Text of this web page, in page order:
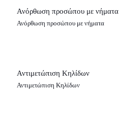
Ανόρθωση προσώπου με νήματα
Ανόρθωση προσώπου με νήματα
Αντιμετώπιση Κηλίδων
Αντιμετώπιση Κηλίδων